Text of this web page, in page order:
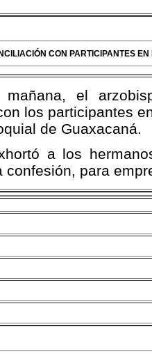
CON PARTICIPANTES
el
los participantes
de Guaxacaná.
a los
confesión, para